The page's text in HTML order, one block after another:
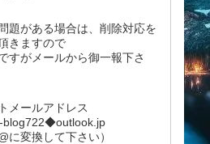
題がある場合は、削除対応を
きますので
すがメールから御一報下さ
メールアドレス
blog722◆outlook.jp
に変換して下さい）